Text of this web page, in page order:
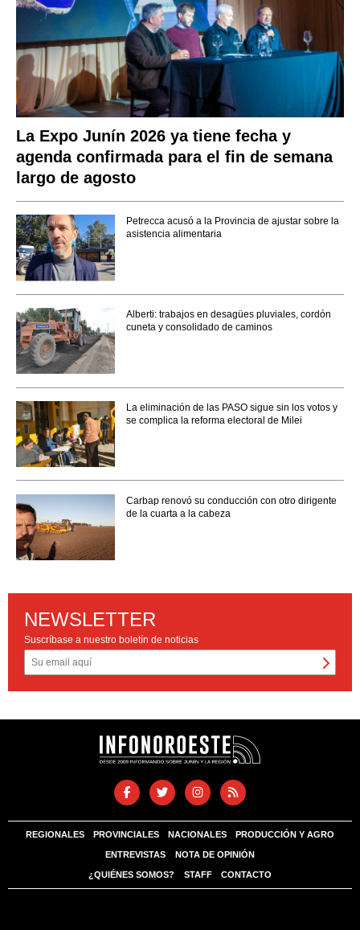
La Expo Junín 2026 ya tiene fecha y
agenda confirmada para el fin de semana
largo de agosto
Petrecca acusó a la Provincia de ajustar sobre la
asistencia alimentaria
Alberti: trabajos en desagües pluviales, cordón
cuneta y consolidado de caminos
La eliminación de las PASO sigue sin los votos y
se complica la reforma electoral de Milei
Carbap renovó su conducción con otro dirigente
de la cuarta a la cabeza
NEWSLETTER
Suscríbase a nuestro boletín de noticias
REGIONALES PROVINCIALES NACIONALES PRODUCCIÓN Y AGRO
ENTREVISTAS NOTA DE OPINIÓN
¿QUIÉNES SOMOS? STAFF CONTACTO